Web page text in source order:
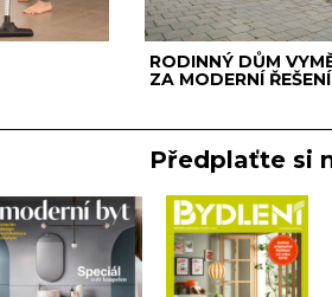
RODINNÝ DŮM
ZA MODERNÍ ŘEŠENÍ
Předplaťte si